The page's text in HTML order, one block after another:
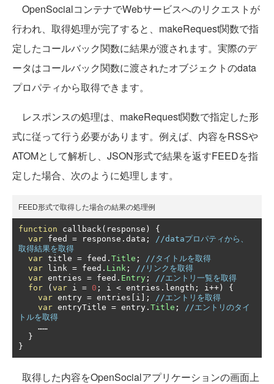
OpenSocialコンテナでWebサービスへのリクエストが
行われ、取得処理が完了すると、makeRequest関数で指
定したコールバック関数に結果が渡されます。実際のデ
ータはコールバック関数に渡されたオブジェクトのdata
プロパティから取得できます。
レスポンスの処理は、makeRequest関数で指定した形
式に従って行う必要があります。例えば、内容をRSSや
ATOMとして解析し、JSON形式で結果を返すFEEDを指
定した場合、次のように処理します。
FEED形式で取得した場合の結果の処理例
function callback( response )
{
var feed = response . data ;
//dataプロパティから、
取得結果を取得
var title = feed . Title ;
//タイトルを取得
var link = feed . Link ;
//リンクを取得
var entries = feed . Entry ;
//エントリ一覧を取得
for
( var i = 0 ; i < entries . length ; i++)
{
var entry = entries i ];
//エントリを取得
var entryTitle = entry . Title ;
//エントリのタイ
トルを取得
……
}
}
取得した内容をOpenSocialアプリケーションの画面上